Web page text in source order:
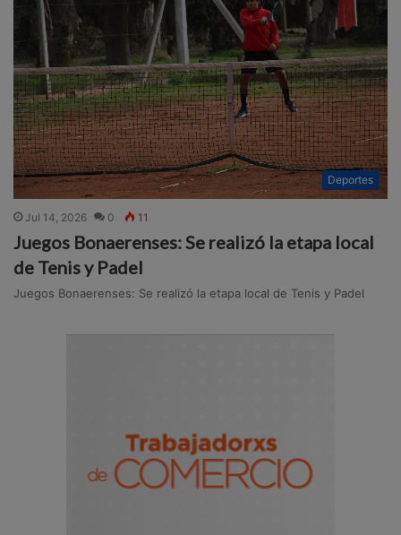
Deportes
Jul 14, 2026 0 11
Juegos Bonaerenses: Se realizó la etapa local
de Tenis y Padel
Juegos Bonaerenses: Se realizó la etapa local de Tenis y Padel